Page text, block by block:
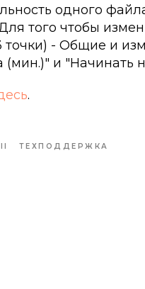
одного
того чтобы
точки) - Общие и
и "Начинать
.
ТЕХПОДДЕРЖКА